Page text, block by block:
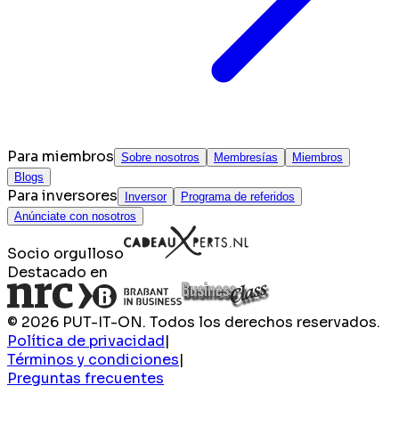
Para miembros Sobre nosotros Membresías
Miembros
Blogs
Para inversores Inversor
Programa de referidos
Anúnciate con nosotros
Socio orgulloso
Destacado en
© 2026 PUT-IT-ON. Todos los derechos reservados.
Política de privacidad|
Términos y condiciones|
Preguntas frecuentes